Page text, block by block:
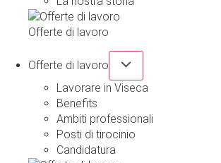
Offerte di lavoro
Offerte di lavoro
Lavorare in Viseca
Benefits
Ambiti professionali
Posti di tirocinio
Candidatura